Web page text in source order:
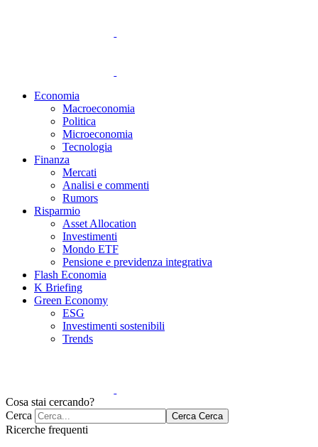
Economia
Macroeconomia
Politica
Microeconomia
Tecnologia
Finanza
Mercati
Analisi e commenti
Rumors
Risparmio
Asset Allocation
Investimenti
Mondo ETF
Pensione e previdenza integrativa
Flash Economia
K Briefing
Green Economy
ESG
Investimenti sostenibili
Trends
Cosa stai cercando?
Cerca
Cerca Cerca
Ricerche frequenti